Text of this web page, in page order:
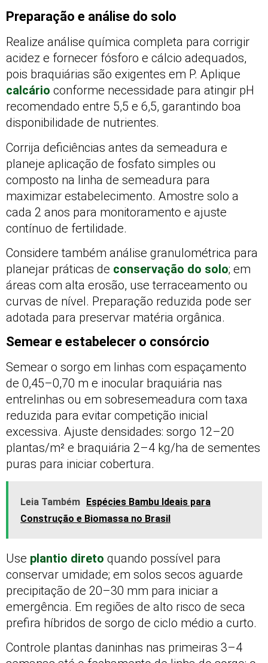
Preparação e análise do solo
Realize análise química completa para corrigir
acidez e fornecer fósforo e cálcio adequados,
pois braquiárias são exigentes em P. Aplique
calcário conforme necessidade para atingir pH
recomendado entre 5,5 e 6,5, garantindo boa
disponibilidade de nutrientes.
Corrija deficiências antes da semeadura e
planeje aplicação de fosfato simples ou
composto na linha de semeadura para
maximizar estabelecimento. Amostre solo a
cada 2 anos para monitoramento e ajuste
contínuo de fertilidade.
Considere também análise granulométrica para
planejar práticas de conservação do solo; em
áreas com alta erosão, use terraceamento ou
curvas de nível. Preparação reduzida pode ser
adotada para preservar matéria orgânica.
Semear e estabelecer o consórcio
Semear o sorgo em linhas com espaçamento
de 0,45–0,70 m e inocular braquiária nas
entrelinhas ou em sobresemeadura com taxa
reduzida para evitar competição inicial
excessiva. Ajuste densidades: sorgo 12–20
plantas/m² e braquiária 2–4 kg/ha de sementes
puras para iniciar cobertura.
Leia Também Espécies Bambu Ideais para
Construção e Biomassa no Brasil
Use plantio direto quando possível para
conservar umidade; em solos secos aguarde
precipitação de 20–30 mm para iniciar a
emergência. Em regiões de alto risco de seca
prefira híbridos de sorgo de ciclo médio a curto.
Controle plantas daninhas nas primeiras 3–4